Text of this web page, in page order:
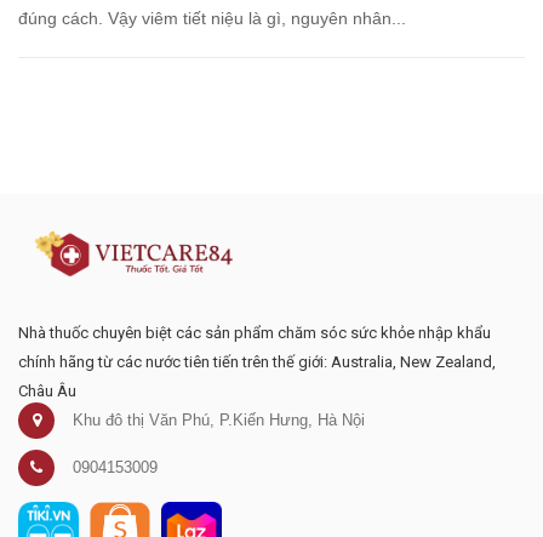
đúng cách. Vậy viêm tiết niệu là gì, nguyên nhân...
Nhà thuốc chuyên biệt các sản phẩm chăm sóc sức khỏe nhập khẩu
chính hãng từ các nước tiên tiến trên thế giới: Australia, New Zealand,
Châu Âu
Khu đô thị Văn Phú, P.Kiến Hưng, Hà Nội
0904153009